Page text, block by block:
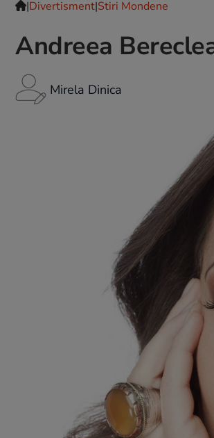
|Divertisment|Stiri Mondene
Andreea
Mirela Dinica